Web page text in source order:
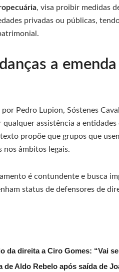
, visa proibir medidas
privadas ou públicas,
a
por Pedro Lupion, Sóstenes
assistência a
propõe que grupos que
nos âmbitos legais.
é contundente e busca
status de defensores de
da direita a Ciro Gomes: “Vai
de Aldo Rebelo após saída de